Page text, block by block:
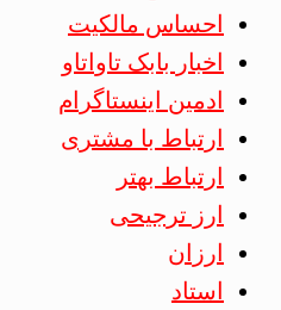
احساس مالکیت
اخبار بابک تاواتاو
ادمین اینستاگرام
ارتباط با مشتری
ارتباط بهتر
ارز ترجیحی
ارزان
استاد